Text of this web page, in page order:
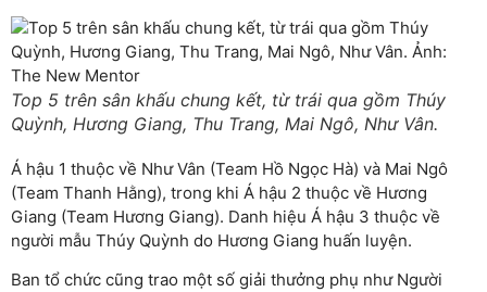
Top 5 trên sân khấu chung kết, từ trái qua gồm Thúy
Quỳnh, Hương Giang, Thu Trang, Mai Ngô, Như Vân.
Á hậu 1 thuộc về Như Vân (Team Hồ Ngọc Hà) và Mai Ngô
(Team Thanh Hằng), trong khi Á hậu 2 thuộc về Hương
Giang (Team Hương Giang). Danh hiệu Á hậu 3 thuộc về
người mẫu Thúy Quỳnh do Hương Giang huấn luyện.
Ban tổ chức cũng trao một số giải thưởng phụ như Người